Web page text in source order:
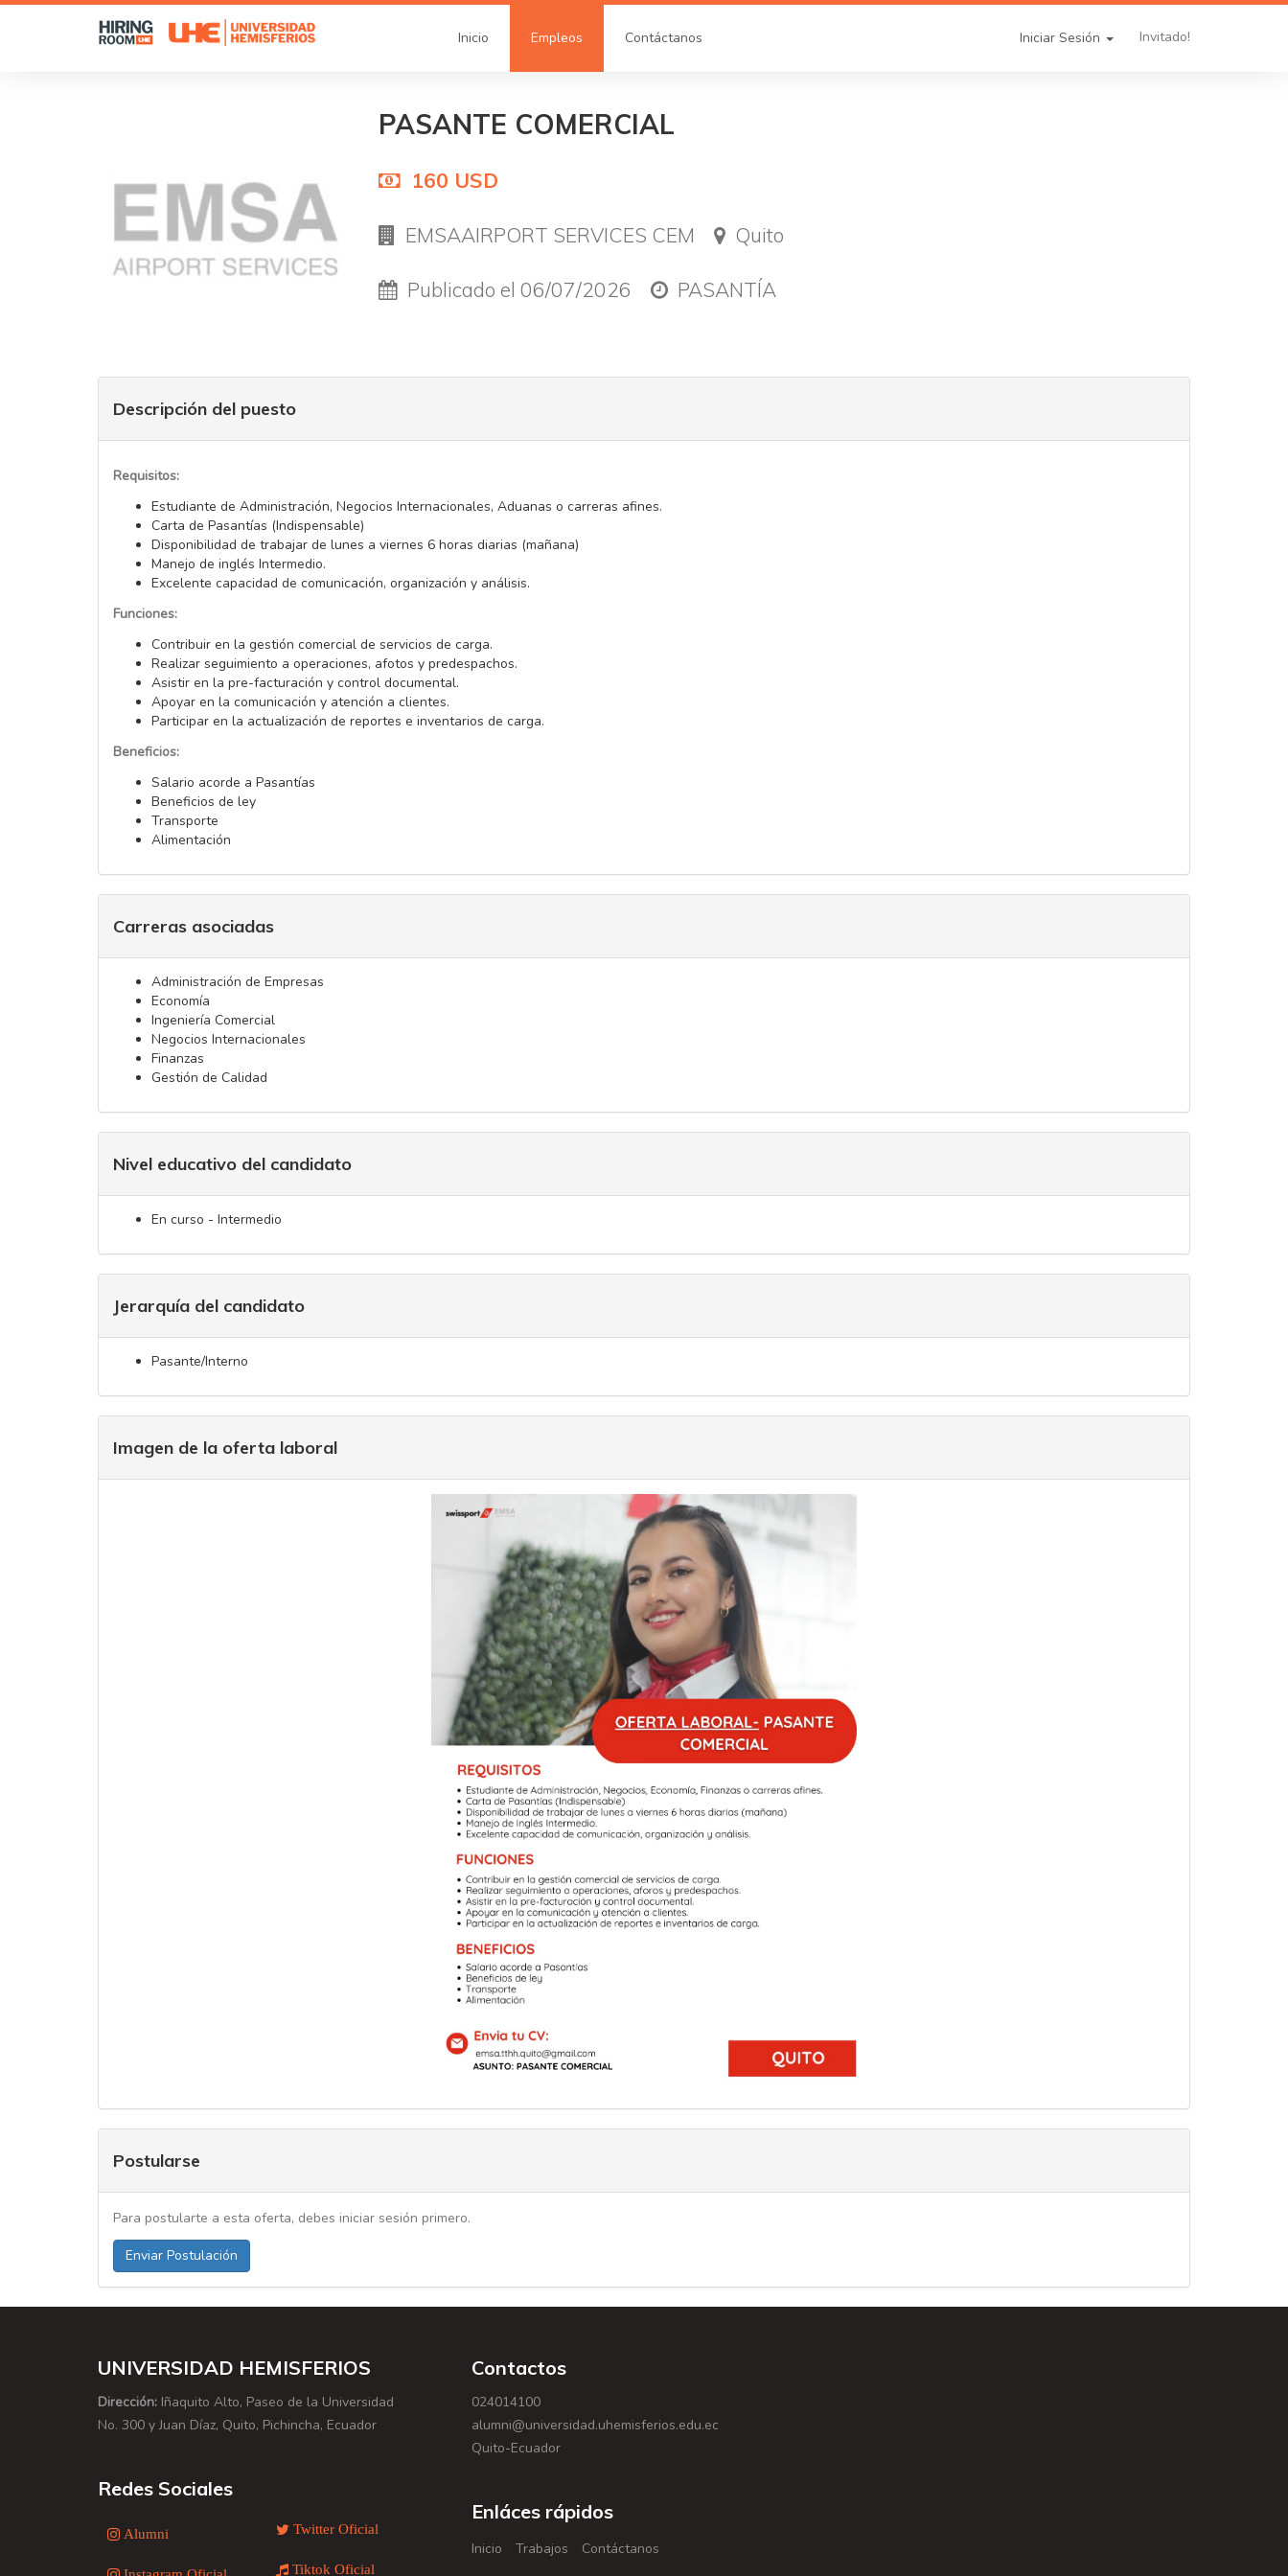
Inicio Empleos Contáctanos Iniciar Sesión Invitado!
PASANTE COMERCIAL
160 USD
EMSAAIRPORT SERVICES CEM Quito
Publicado el 06/07/2026 PASANTÍA
Descripción del puesto
Requisitos:
Estudiante de Administración, Negocios Internacionales, Aduanas o carreras afines.
Carta de Pasantías (Indispensable)
Disponibilidad de trabajar de lunes a viernes 6 horas diarias (mañana)
Manejo de inglés Intermedio.
Excelente capacidad de comunicación, organización y análisis.
Funciones:
Contribuir en la gestión comercial de servicios de carga.
Realizar seguimiento a operaciones, afotos y predespachos.
Asistir en la pre-facturación y control documental.
Apoyar en la comunicación y atención a clientes.
Participar en la actualización de reportes e inventarios de carga.
Beneficios:
Salario acorde a Pasantías
Beneficios de ley
Transporte
Alimentación
Carreras asociadas
Administración de Empresas
Economía
Ingeniería Comercial
Negocios Internacionales
Finanzas
Gestión de Calidad
Nivel educativo del candidato
En curso - Intermedio
Jerarquía del candidato
Pasante/Interno
Imagen de la oferta laboral
Postularse
Para postularte a esta oferta, debes iniciar sesión primero.
Enviar Postulación
UNIVERSIDAD HEMISFERIOS
Dirección: Iñaquito Alto, Paseo de la Universidad
No. 300 y Juan Díaz, Quito, Pichincha, Ecuador
Redes Sociales
Alumni Twitter Oficial
Tiktok Oficial
Contactos
024014100
alumni@universidad.uhemisferios.edu.ec
Quito-Ecuador
Enláces rápidos
Inicio Trabajos Contáctanos